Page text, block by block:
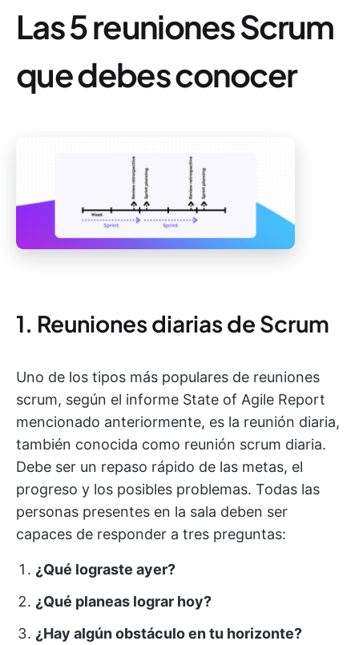
Las 5 reuniones Scrum
que debes conocer
1. Reuniones diarias de Scrum
Uno de los tipos más populares de reuniones
scrum, según el informe State of Agile Report
mencionado anteriormente, es la reunión diaria,
también conocida como reunión scrum diaria.
Debe ser un repaso rápido de las metas, el
progreso y los posibles problemas. Todas las
personas presentes en la sala deben ser
capaces de responder a tres preguntas:
¿Qué lograste ayer?
¿Qué planeas lograr hoy?
¿Hay algún obstáculo en tu horizonte?